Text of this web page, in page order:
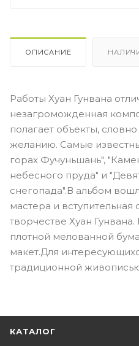
ОПИСАНИЕ
Работы Хуан Гунвана
незагроможденная
полагает объекты,
желанию. Самые
горах Фучуньшань",
небесного пруда" и
снегопада".В альбом
мастера и вступительная
творчестве Хуан
плотной мелованной
макет.Для
традиционной
КАТАЛОГ